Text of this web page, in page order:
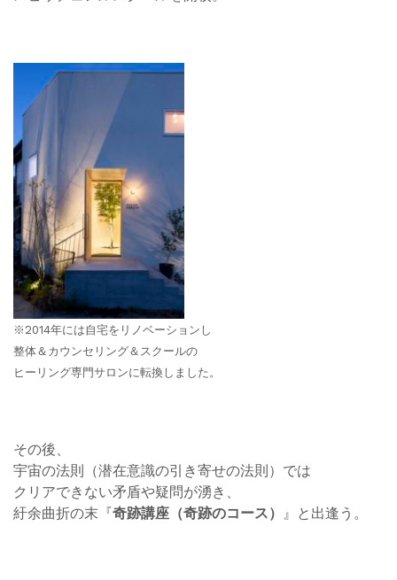
※2014年には自宅をリノベーションし
整体＆カウンセリング＆スクールの
ヒーリング専門サロンに転換しました。
その後、
宇宙の法則（潜在意識の引き寄せの法則）では
クリアできない矛盾や疑問が湧き、
紆余曲折の末『奇跡講座（奇跡のコース） 』と出逢う。